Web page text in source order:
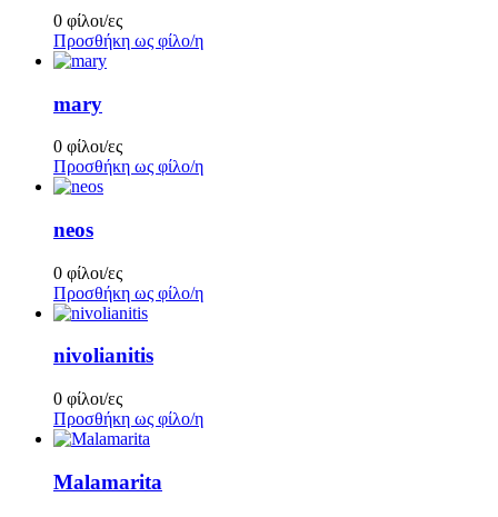
0 φίλοι/ες
Προσθήκη ως φίλο/η
mary
0 φίλοι/ες
Προσθήκη ως φίλο/η
neos
0 φίλοι/ες
Προσθήκη ως φίλο/η
nivolianitis
0 φίλοι/ες
Προσθήκη ως φίλο/η
Malamarita